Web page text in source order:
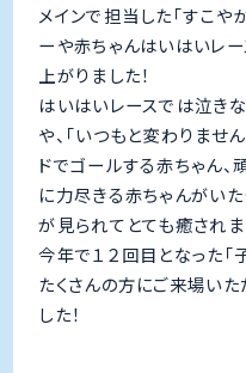
メインで担当した「すこや
ーや赤ちゃんはいはいレ
上がりました！
はいはいレースでは泣き
や、「いつもと変わりませ
ドでゴールする赤ちゃん
に力尽きる赤ちゃんがい
が見られてとても癒され
今年で１２回目となった「
たくさんの方にご来場いた
した！